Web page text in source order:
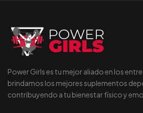
Power Girls es tu mejor aliado en los
brindamos los mejores suplementos
contribuyendo a tu bienestar físico y